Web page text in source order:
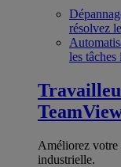
résolvez
les
Améliorez votre
industrielle.